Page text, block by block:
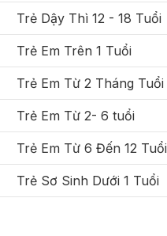
Trẻ Dậy Thì 12 - 18 Tuổi
Trẻ Em Trên 1 Tuổi
Trẻ Em Từ 2 Tháng Tuổi
Trẻ Em Từ 2- 6 tuổi
Trẻ Em Từ 6 Đến 12 Tuổi
Trẻ Sơ Sinh Dưới 1 Tuổi